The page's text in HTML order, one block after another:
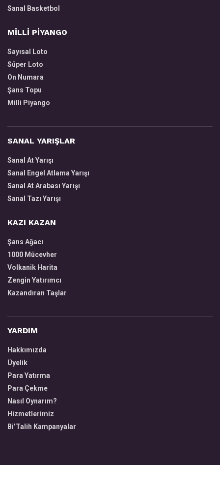
Sanal Basketbol
MİLLİ PİYANGO
Sayısal Loto
Süper Loto
On Numara
Şans Topu
Milli Piyango
SANAL YARIŞLAR
Sanal At Yarışı
Sanal Engel Atlama Yarışı
Sanal At Arabası Yarışı
Sanal Tazı Yarışı
KAZI KAZAN
Şans Ağacı
1000 Mücevher
Volkanik Harita
Zengin Yatırımcı
Kazandıran Taşlar
YARDIM
Hakkımızda
Üyelik
Para Yatırma
Para Çekme
Nasıl Oynarım?
Hizmetlerimiz
Bi’Talih Kampanyalar